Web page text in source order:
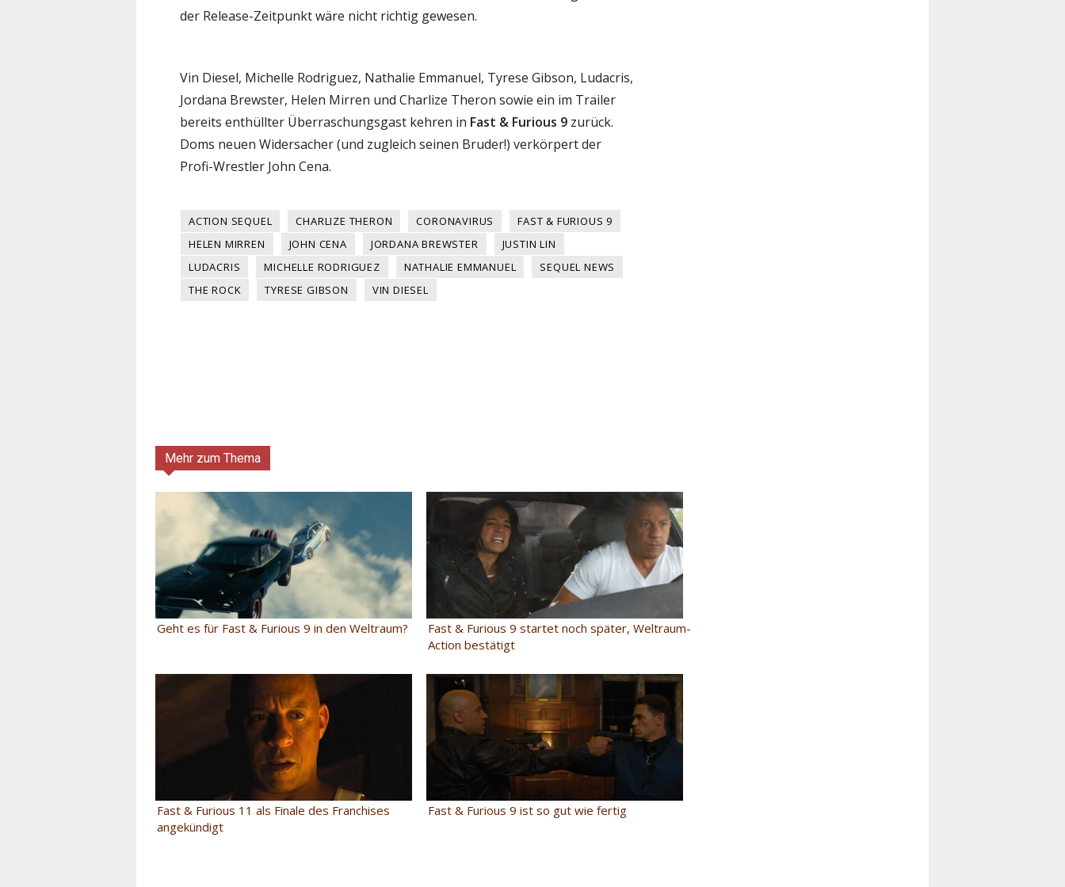
der Release-Zeitpunkt wäre nicht richtig gewesen.
Vin Diesel, Michelle Rodriguez, Nathalie Emmanuel, Tyrese Gibson, Ludacris,
Jordana Brewster, Helen Mirren und Charlize Theron sowie ein im Trailer
bereits enthüllter Überraschungsgast kehren in Fast & Furious 9 zurück.
Doms neuen Widersacher (und zugleich seinen Bruder!) verkörpert der
Profi-Wrestler John Cena.
ACTION SEQUEL CHARLIZE THERON CORONAVIRUS
FAST & FURIOUS 9
HELEN MIRREN
JOHN CENA JORDANA BREWSTER
JUSTIN LIN
LUDACRIS
MICHELLE RODRIGUEZ NATHALIE EMMANUEL
SEQUEL NEWS
THE ROCK
TYRESE GIBSON VIN DIESEL
Mehr zum Thema
Geht es für Fast & Furious 9 in den Weltraum?
Fast & Furious 9 startet noch später, Weltraum-
Action bestätigt
Fast & Furious 11 als Finale des Franchises
angekündigt
Fast & Furious 9 ist so gut wie fertig